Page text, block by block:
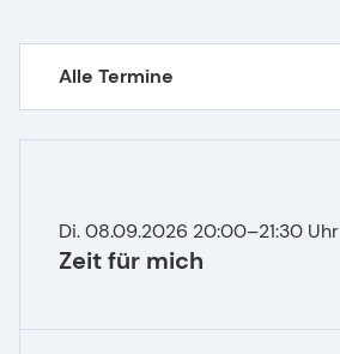
Alle Termine
Di. 08.09.2026 20:00–21:30 Uhr
Zeit für mich